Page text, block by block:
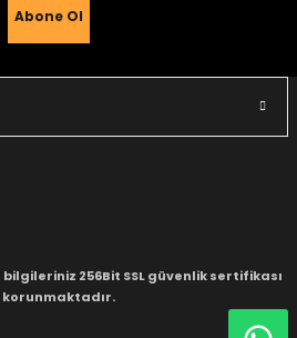
daha pahalı.
olmalı.
Abone Ol
256Bit SSL güvenlik sertifikası
korunmaktadır.